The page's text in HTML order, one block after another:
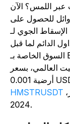
اللمس؟ الآن
لما قبل
بالتوقيت العالمي، بسعر